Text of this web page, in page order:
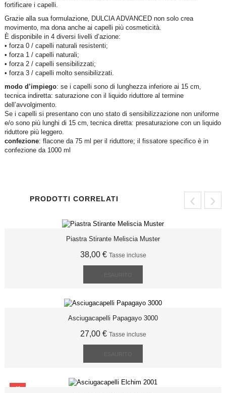
fortificare i capelli.
Grazie alla sua formulazione‚ DULCIA ADVANCED non solo crea
movimento‚ ma dona anche ai capelli più cosmeticità.
È disponibile in 4 diversi livelli d’azione:
• forza 0 / capelli naturali resistenti;
• forza 1 / capelli naturali;
• forza 2 / capelli sensibilizzati;
• forza 3 / capelli molto sensibilizzati.
modo d’impiego: se i capelli sono di lunghezza inferiore ai 15 cm‚
tecnica indiretta: saturazione con il liquido riduttore al termine
dell’avvolgimento.
Se i capelli si presentano con uno stato di sensibilizzazione non uniforme
e/o sono più lunghi di 15 cm‚ tecnica diretta: presaturazione con un liquido
riduttore più leggero.
confezione: flacone da 75 ml per il riduttore; il fissatore specifico è in
confezione da 1000 ml
PRODOTTI CORRELATI ‹ ›
Piastra Stirante Meliscia Muster
38,00 € Tasse incluse
Asciugacapelli Papagayo 3000
27,00 € Tasse incluse